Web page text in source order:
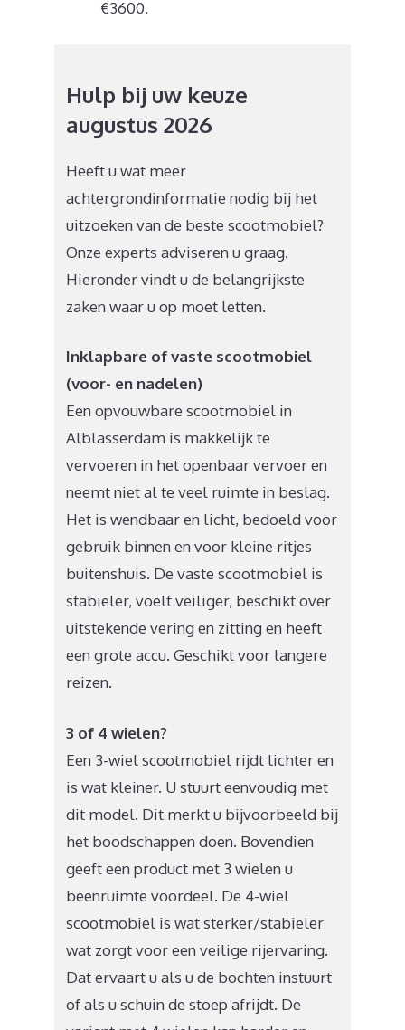
€3600.
Hulp bij uw keuze
augustus 2026
Heeft u wat meer
achtergrondinformatie nodig bij het
uitzoeken van de beste scootmobiel?
Onze experts adviseren u graag.
Hieronder vindt u de belangrijkste
zaken waar u op moet letten.
Inklapbare of vaste scootmobiel
(voor- en nadelen)
Een opvouwbare scootmobiel in
Alblasserdam is makkelijk te
vervoeren in het openbaar vervoer en
neemt niet al te veel ruimte in beslag.
Het is wendbaar en licht, bedoeld voor
gebruik binnen en voor kleine ritjes
buitenshuis. De vaste scootmobiel is
stabieler, voelt veiliger, beschikt over
uitstekende vering en zitting en heeft
een grote accu. Geschikt voor langere
reizen.
3 of 4 wielen?
Een 3-wiel scootmobiel rijdt lichter en
is wat kleiner. U stuurt eenvoudig met
dit model. Dit merkt u bijvoorbeeld bij
het boodschappen doen. Bovendien
geeft een product met 3 wielen u
beenruimte voordeel. De 4-wiel
scootmobiel is wat sterker/stabieler
wat zorgt voor een veilige rijervaring.
Dat ervaart u als u de bochten instuurt
of als u schuin de stoep afrijdt. De